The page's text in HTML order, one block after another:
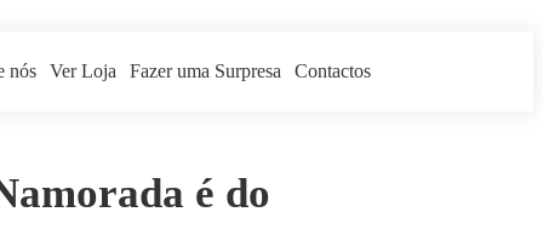
nós Ver Loja Fazer uma Surpresa Contactos
é do